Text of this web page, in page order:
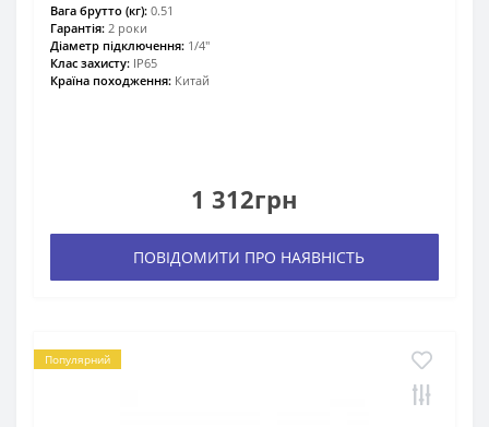
Вага брутто (кг): 0.51
Гарантія: 2 роки
Діаметр підключення: 1/4″
Клас захисту: IP65
Країна походження: Китай
1 312грн
ПОВІДОМИТИ ПРО НАЯВНІСТЬ
Популярний